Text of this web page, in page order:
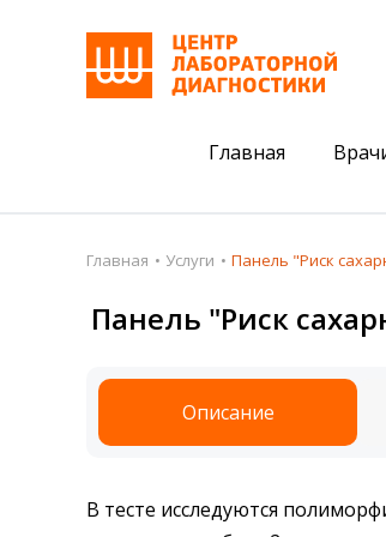
Главная
Пациентам
Акции
Подготовка к анализам
Получить результаты
Налоговый вычет
Главная Услуги Панель "Риск
Панель "Риск
Описание
В тесте исследуются